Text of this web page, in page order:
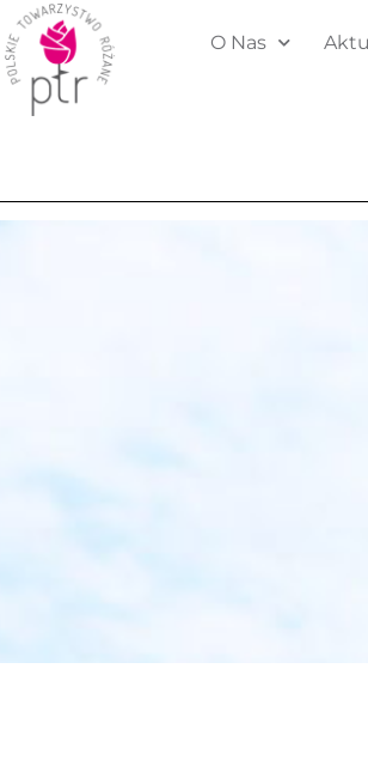
O Nas